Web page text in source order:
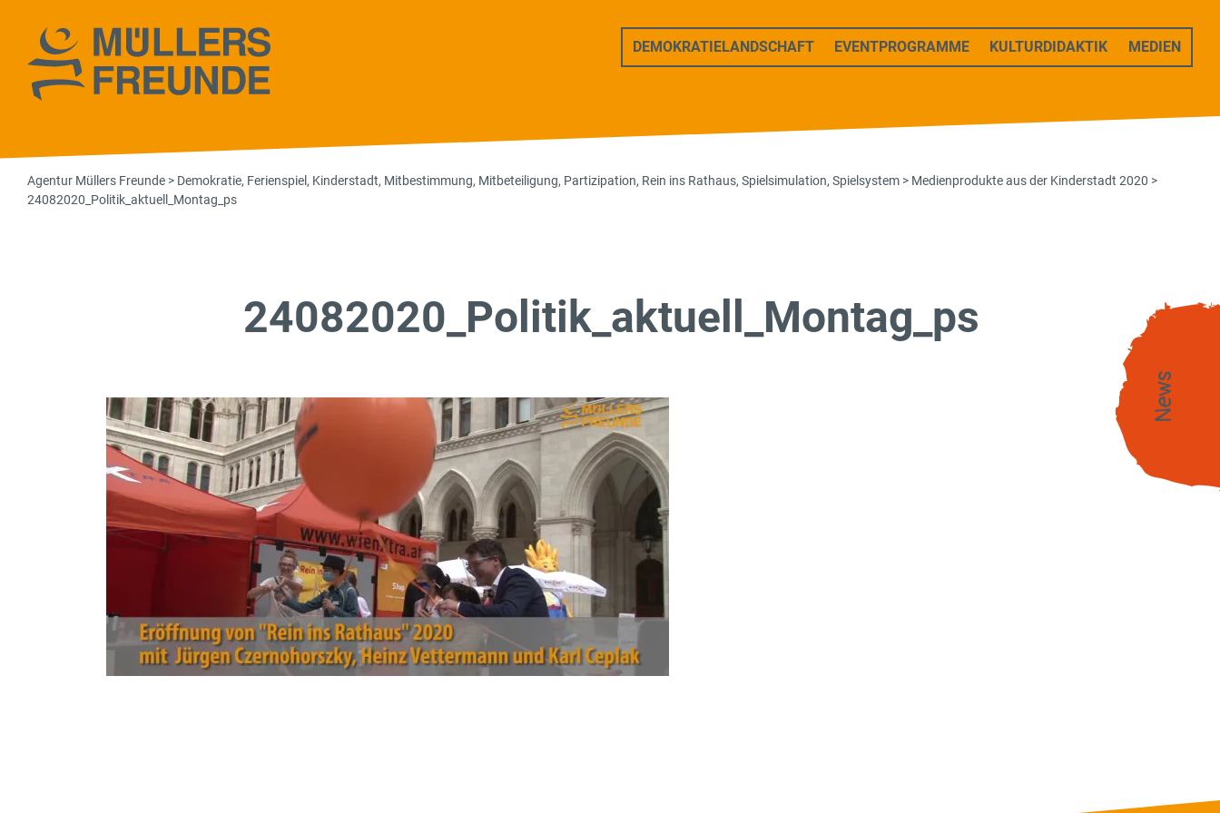
Agentur Müllers FreundeDEMOKRATIELANDSCHAFT EVENTPROGRAMME KULTURDIDAKTIK MEDIEN
News
Agentur Müllers Freunde > Demokratie, Ferienspiel , Kinderstadt, Mitbestimmung, Mitbeteiligung, Partizipation, Rein ins Rathaus, Spielsimulation, Spielsystem > Medienprodukte aus der Kinderstadt 2020 >
24082020_Politik_aktuell_Montag_ps
24082020_Politik_aktuell_Montag_ps